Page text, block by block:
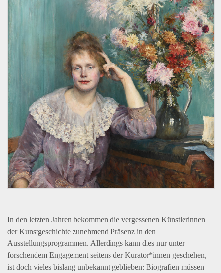
In den letzten Jahren bekommen die vergessenen Künstlerinnen
der Kunstgeschichte zunehmend Präsenz in den
Ausstellungsprogrammen. Allerdings kann dies nur unter
forschendem Engagement seitens der Kurator*innen geschehen,
ist doch vieles bislang unbekannt geblieben: Biografien müssen